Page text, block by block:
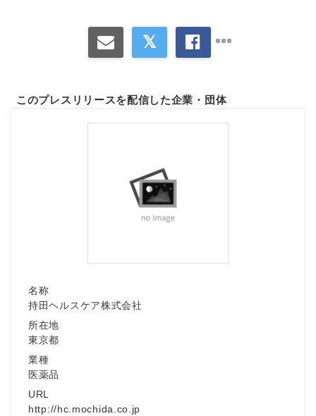
このプレスリリースを配信した企業・団体
名称
持田ヘルスケア株式会社
所在地
東京都
業種
医薬品
URL
http://hc.mochida.co.jp